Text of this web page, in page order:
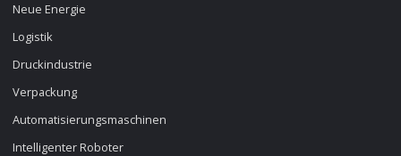
Neue Energie
Logistik
Druckindustrie
Verpackung
Automatisierungsmaschinen
Intelligenter Roboter